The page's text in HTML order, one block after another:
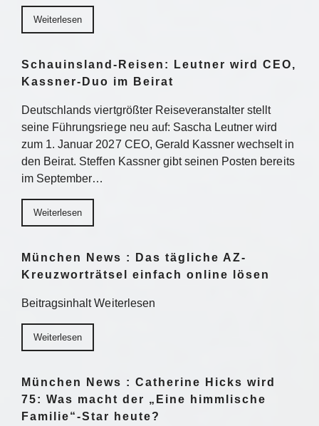
Weiterlesen
Schauinsland-Reisen: Leutner wird CEO,
Kassner-Duo im Beirat
Deutschlands viertgrößter Reiseveranstalter stellt
seine Führungsriege neu auf: Sascha Leutner wird
zum 1. Januar 2027 CEO, Gerald Kassner wechselt in
den Beirat. Steffen Kassner gibt seinen Posten bereits
im September…
Weiterlesen
München News : Das tägliche AZ-
Kreuzworträtsel einfach online lösen
Beitragsinhalt Weiterlesen
Weiterlesen
München News : Catherine Hicks wird
75: Was macht der „Eine himmlische
Familie“-Star heute?